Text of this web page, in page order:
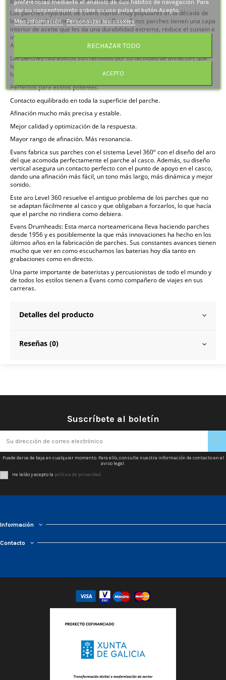
Los parches Hydraulic de Evans fueron muy populares en la década de
los 70 y ampliamente utilizado en el Rock.. Estos parches tienen una capa
interior de aceite que les da una durabilidad extrema, reduce el sustain e
incrementan el ataque del parche sin afectar al tacto con las baquetas.
Además son muy fáciles de afinar.
Los parches hidráulicos son famosos por su facilidad de afinación, que
los convierte en la solución perfecta para baterías de iniciación o para
bateristas con poca experiencia afinando.
Perfectos para estilos potentes.
Contacto equilibrado en toda la superficie del parche.
Afinación mucho más precisa y estable.
Mejor calidad y optimización de la respuesta.
Mayor rango de afinación. Más resonancia.
Evans fabrica sus parches con el sistema Level 360º con el diseño del aro
del que acomoda perfectamente el parche al casco. Además, su diseño
vertical asegura un contacto perfecto con el punto de apoyo en el casco,
dando una afinación más fácil, un tono más largo, más dinámica y mejor
sonido.
Este aro Level 360 resuelve el antiguo problema de los parches que no
se adaptan fácilmente al casco y que obligaban a forzarlos, lo que hacía
que el parche no rindiera como debiera.
Evans Drumheads: Esta marca norteamericana lleva haciendo parches
desde 1956 y es posiblemente la que más innovaciones ha hecho en los
últimos años en la fabricación de parches. Sus constantes avances tienen
mucho que ver en como escuchamos las baterias hoy día tanto en
grabaciones como en directo.
Una parte importante de bateristas y percusionistas de todo el mundo y
de todos los estilos tienen a Evans como compañero de viajes en sus
carreras.
Detalles del producto
Reseñas (0)
Suscríbete al boletín
Puede darse de baja en cualquier momento. Para ello, consulte nuestra información de contacto en el
aviso legal.
He leído y acepto la política de privacidad
Información
Contacto
preferencias mediante el análisis de sus hábitos de navegación. Para
dar su consentimiento sobre su uso pulse el botón Acepto.
Más información Personalizar las cookies
RECHAZAR TODO
ACEPTO